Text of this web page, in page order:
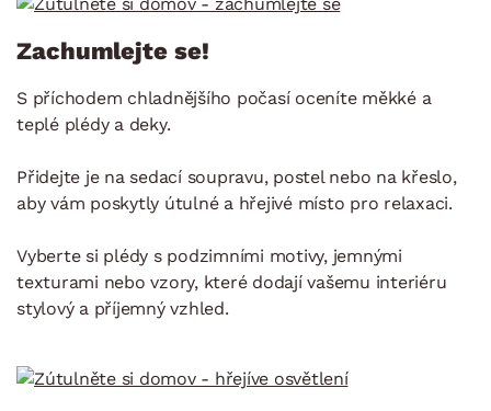
Zachumlejte se!
S příchodem chladnějšího počasí oceníte měkké a
teplé plédy a deky.
Přidejte je na sedací soupravu, postel nebo na křeslo,
aby vám poskytly útulné a hřejivé místo pro relaxaci.
Vyberte si plédy s podzimními motivy, jemnými
texturami nebo vzory, které dodají vašemu interiéru
stylový a příjemný vzhled.